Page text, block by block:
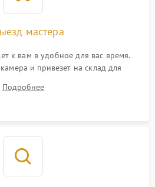
мастера
к вам в удобное для вас время.
и привезет на склад для
Подробнее